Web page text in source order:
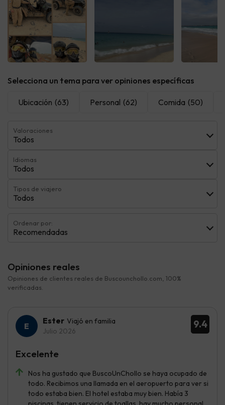
Selecciona un tema para ver opiniones específicas
Ubicación (63) Personal (62) Comida (50)
Valoraciones
Todos
Idiomas
Todos
Tipos de viajero
Todos
Ordenar por:
Recomendadas
Opiniones reales
Opiniones de clientes reales de Buscounchollo.com, 100%
verificadas.
9.4
Ester Viajó en familia
Julio 2026
Nos ha gustado que BuscoUnChollo se haya ocupado de
todo. Recibimos una llamada en el aeropuerto para ver si
todo estaba bien. El hotel estaba muy bien. Había 3
Excelente